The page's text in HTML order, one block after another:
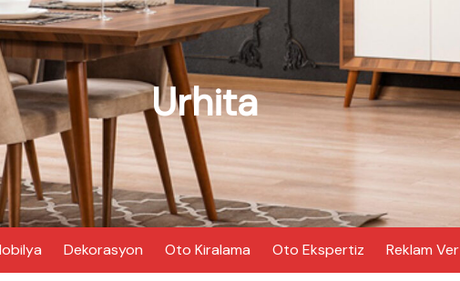
Urhita
Dekorasyon Oto Kiralama Oto Ekspertiz Reklam Ver